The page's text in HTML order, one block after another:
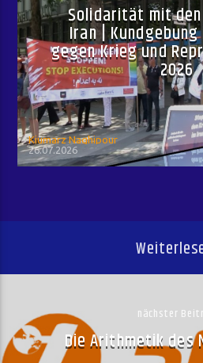
Solidarität mit den
Iran |
gegen Krieg und
2026
Kiumarz Naghipour
26.07.2026
nächster
Die Arithmetik des